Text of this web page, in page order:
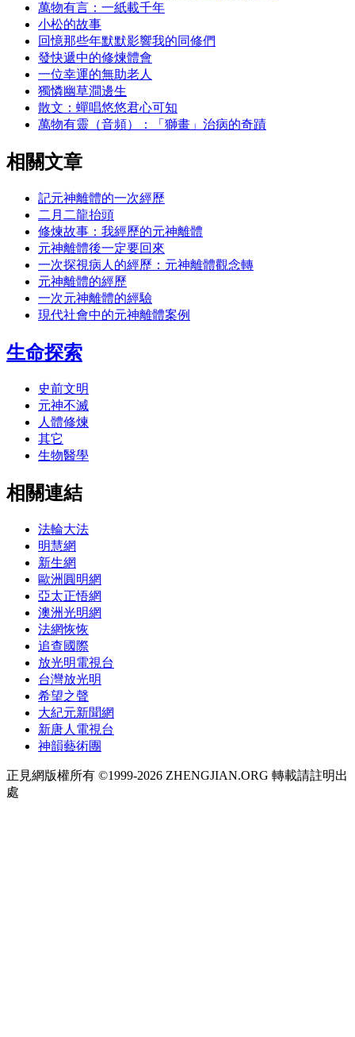
萬物有言：一紙載千年
小松的故事
回憶那些年默默影響我的同修們
發快遞中的修煉體會
一位幸運的無助老人
獨憐幽草澗邊生
散文：蟬唱悠悠君心可知
萬物有靈（音頻）：「獅畫」治病的奇蹟
相關文章
記元神離體的一次經歷
二月二龍抬頭
修煉故事：我經歷的元神離體
元神離體後一定要回來
一次探視病人的經歷：元神離體觀念轉
元神離體的經歷
一次元神離體的經驗
現代社會中的元神離體案例
生命探索
史前文明
元神不滅
人體修煉
其它
生物醫學
相關連結
法輪大法
明慧網
新生網
歐洲圓明網
亞太正悟網
澳洲光明網
法網恢恢
追查國際
放光明電視台
台灣放光明
希望之聲
大紀元新聞網
新唐人電視台
神韻藝術團
正見網版權所有 ©1999-2026 ZHENGJIAN.ORG 轉載請註明出
處